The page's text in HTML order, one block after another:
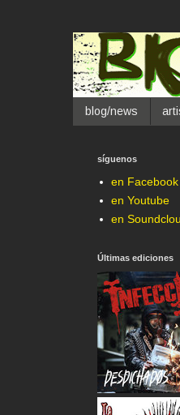
blog/news
síguenos
en Facebook
en Youtube
en
Últimas ediciones